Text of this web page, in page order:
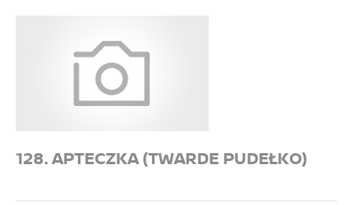
128. APTECZKA (TWARDE PUDEŁKO)